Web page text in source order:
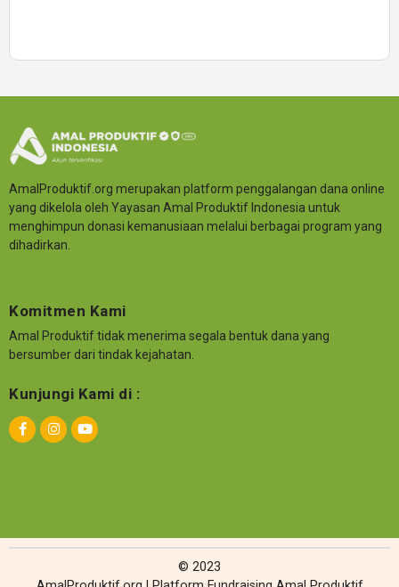
AmalProduktif.org merupakan platform penggalangan dana online
yang dikelola oleh Yayasan Amal Produktif Indonesia untuk
menghimpun donasi kemanusiaan melalui berbagai program yang
dihadirkan.
Komitmen Kami
Amal Produktif tidak menerima segala bentuk dana yang
bersumber dari tindak kejahatan.
Kunjungi Kami di :
© 2023